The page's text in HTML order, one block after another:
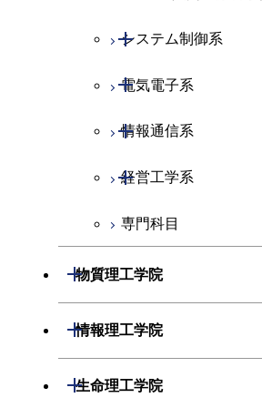
システム制御系
開閉
システム制御
エンジニアリ
電気電子系
開閉
電気電子コー
エネルギーコ
エネルギー・
情報通信系
開閉
情報通信コー
エンジニアリ
コース
人間医療科
経営工学系
開閉
経営工学コー
専門科目
物質理工学院
開閉
材料系
開閉
情報理工学院
開閉
数理・計算科学系
開閉
生命理工学院
開閉